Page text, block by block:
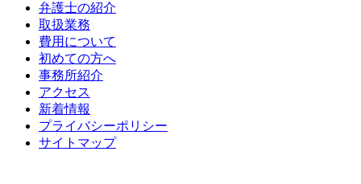
弁護士の紹介
取扱業務
費用について
初めての方へ
事務所紹介
アクセス
新着情報
プライバシーポリシー
サイトマップ